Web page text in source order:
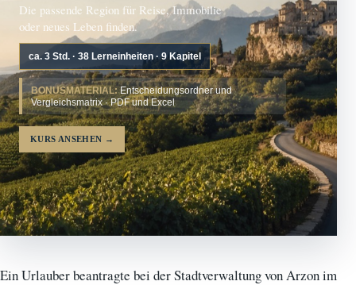
Die passende Region für Reise, Immobilie
oder neues Leben finden.
ca. 3 Std. · 38 Lerneinheiten · 9 Kapitel
BONUSMATERIAL:Entscheidungsordner und
Vergleichsmatrix · PDF und Excel
KURS ANSEHEN →
Ein Urlauber beantragte bei der Stadtverwaltung von Arzon im